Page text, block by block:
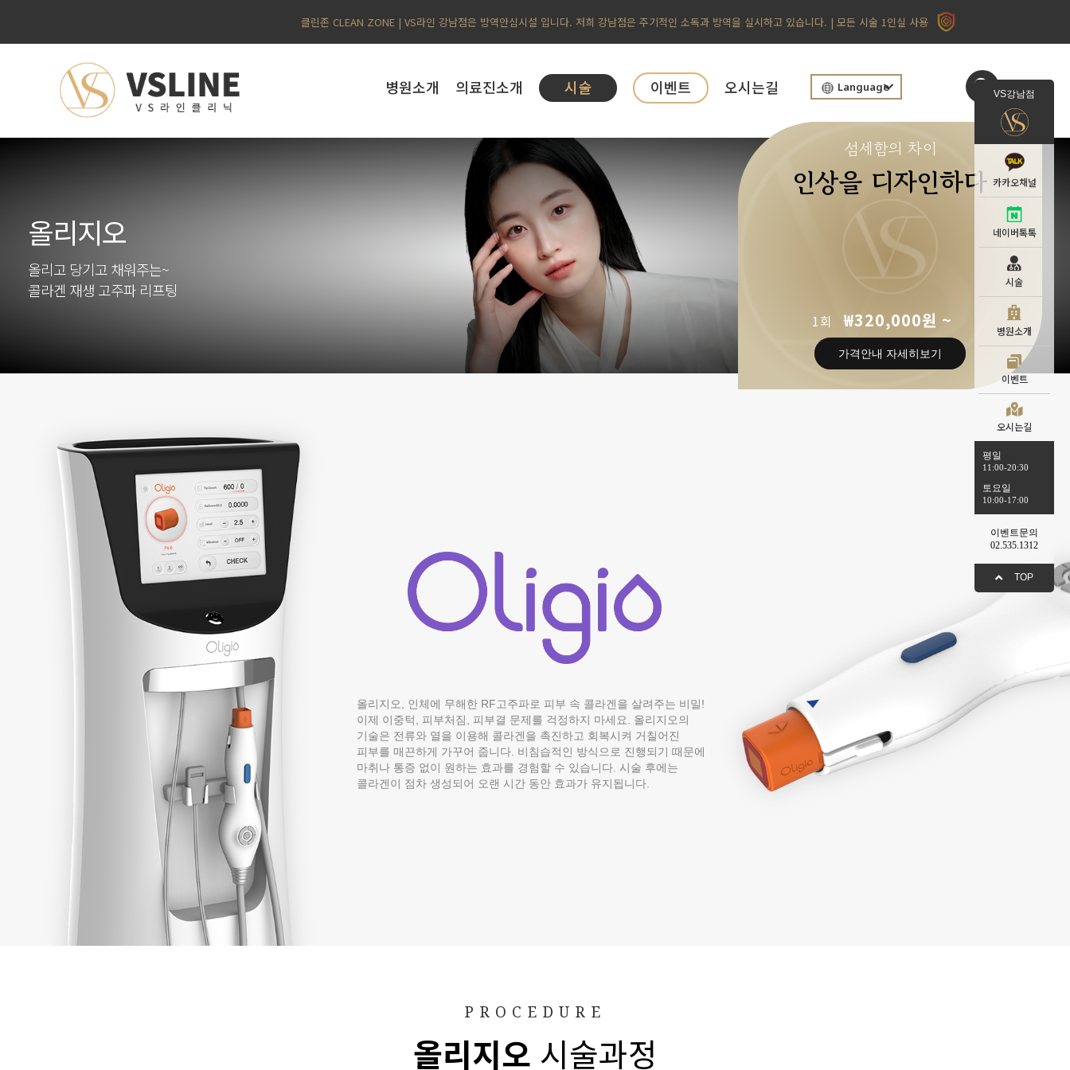
클린존 CLEAN ZONE | VS라인 강남점은 방역안심시설 입니다. 저희 강남점은 주기적인 소독과 방역을 실시하고 있습니다. | 모든 시술 1인실 사용
병원소개 의료진소개 시술 이벤트 오시는길 Language
올리지오
올리고 당기고 채워주는~
콜라겐 재생 고주파 리프팅
섬세함의 차이
인상을 디자인하다
1회 ₩320,000원 ~
가격안내 자세히보기
올리지오, 인체에 무해한 RF고주파로 피부 속 콜라겐을 살려주는 비밀!
이제 이중턱, 피부처짐, 피부결 문제를 걱정하지 마세요. 올리지오의
기술은 전류와 열을 이용해 콜라겐을 촉진하고 회복시켜 거칠어진
피부를 매끈하게 가꾸어 줍니다. 비침습적인 방식으로 진행되기 때문에
마취나 통증 없이 원하는 효과를 경험할 수 있습니다. 시술 후에는
콜라겐이 점차 생성되어 오랜 시간 동안 효과가 유지됩니다.
PROCEDURE
올리지오 시술과정
VS강남점
카카오채널
네이버톡톡
시술
병원소개
이벤트
오시는길
평일
11:00-20:30
토요일
10:00-17:00
이벤트문의
02.535.1312
TOP